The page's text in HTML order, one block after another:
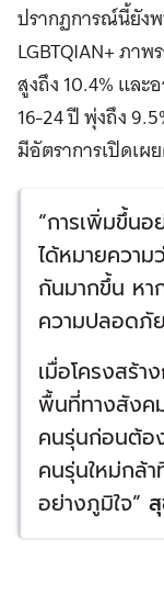
ปรากฏการณ์นี้ยัง
LGBTQIAN+ ภา
สูงถึง 10.4% และ
16-24 ปี พุ่งถึง
มีอัตราการเปิดเ
“การเพิ่มขึ้นอ
ได้หมายความ
กันมากขึ้น หา
ความปลอดภั
เมื่อโครงสร้า
พื้นที่ทางสังค
คนรุ่นก่อนต้อ
คนรุ่นใหม่กล้
อย่างภูมิใจ”